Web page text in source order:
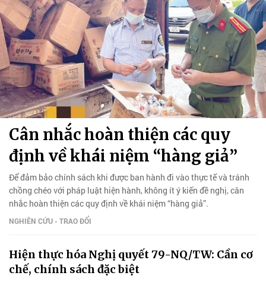
Cân nhắc hoàn thiện các quy
định về khái niệm “hàng giả”
Để đảm bảo chính sách khi được ban hành đi vào thực tế và tránh
chồng chéo với pháp luật hiện hành, không ít ý kiến đề nghị, cân
nhắc hoàn thiện các quy định về khái niệm “hàng giả”.
NGHIÊN CỨU - TRAO ĐỔI
Hiện thực hóa Nghị quyết 79-NQ/TW: Cần cơ
chế, chính sách đặc biệt